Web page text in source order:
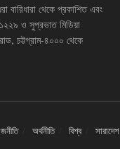
বারিধারা থেকে প্রকাশিত এবং
ও সুপ্রভাত মিডিয়া
চট্টগ্রাম-৪০০০ থেকে
অর্থনীতি বিশ্ব সারাদেশ